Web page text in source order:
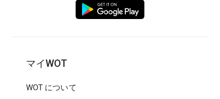
マイWOT
WOT について